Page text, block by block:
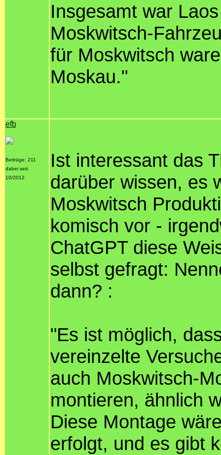
Insgesamt war
Moskwitsch-
für Moskwitsch
Moskau."
efb
Beiträge: 211
dabei seit:
10/2012
Ist interessant das
darüber wissen, es
Moskwitsch
komisch vor -
ChatGPT diese
selbst gefragt:
dann? :
"Es ist möglich,
vereinzelte
auch Moskwitsch-
montieren, ähnlich
Diese Montage
erfolgt, und es gibt